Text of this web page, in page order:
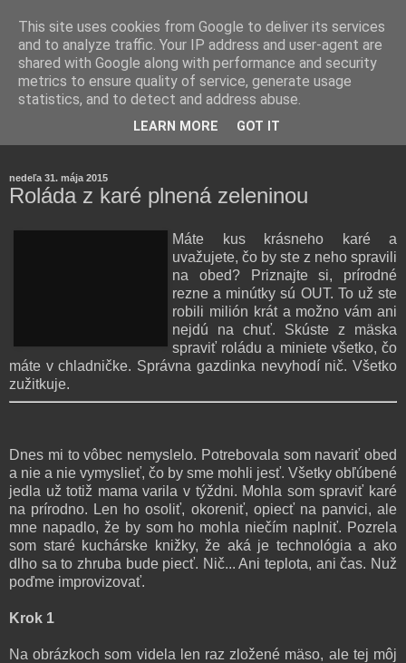
rozoberá témy o zdraví, živote a všetko možné.
nedeľa 31. mája 2015
Roláda z karé plnená zeleninou
Máte kus krásneho karé a
uvažujete, čo by ste z neho spravili
na obed? Priznajte si, prírodné
rezne a minútky sú OUT. To už ste
robili milión krát a možno vám ani
nejdú na chuť. Skúste z mäska
spraviť roládu a miniete všetko, čo
máte v chladničke. Správna gazdinka nevyhodí nič. Všetko
zužitkuje.
Dnes mi to vôbec nemyslelo. Potrebovala som navariť obed
a nie a nie vymyslieť, čo by sme mohli jesť. Všetky obľúbené
jedla už totiž mama varila v týždni. Mohla som spraviť karé
na prírodno. Len ho osoliť, okoreniť, opiecť na panvici, ale
mne napadlo, že by som ho mohla niečím naplniť. Pozrela
som staré kuchárske knižky, že aká je technológia a ako
dlho sa to zhruba bude piecť. Nič... Ani teplota, ani čas. Nuž
poďme improvizovať.
Krok 1
Na obrázkoch som videla len raz zložené mäso, ale tej môj
This site uses cookies from Google to deliver its services
and to analyze traffic. Your IP address and user-agent are
shared with Google along with performance and security
metrics to ensure quality of service, generate usage
statistics, and to detect and address abuse.
LEARN MORE GOT IT